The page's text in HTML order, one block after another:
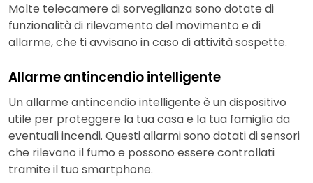
Molte telecamere di sorveglianza sono dotate di
funzionalità di rilevamento del movimento e di
allarme, che ti avvisano in caso di attività sospette.
Allarme antincendio intelligente
Un allarme antincendio intelligente è un dispositivo
utile per proteggere la tua casa e la tua famiglia da
eventuali incendi. Questi allarmi sono dotati di sensori
che rilevano il fumo e possono essere controllati
tramite il tuo smartphone.